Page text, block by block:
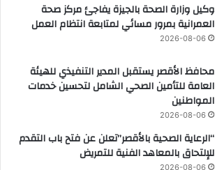
وكيل وزارة الصحة بالجيزة يفاجئ مركز صحة
العمرانية بمرور مسائي لمتابعة انتظام العمل
2026-08-06
محافظ الأقصر يستقبل المدير التنفيذي للهيئة
العامة للتأمين الصحي الشامل لتحسين خدمات
المواطنين
2026-08-06
“الرعاية الصحية بالأقصر”تعلن عن فتح باب التقدم
للإلتحاق بالمعاهد الفنية للتمريض
2026-08-06